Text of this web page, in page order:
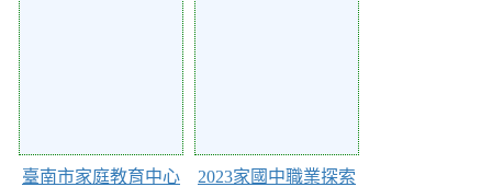
臺南市家庭教育中心
2023家國中職業探索